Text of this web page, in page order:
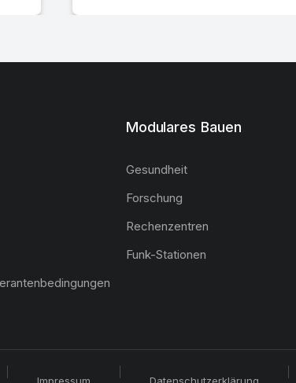
Modulares Bauen
Gesundheit
Forschung
Rechenzentren
Funk-Stationen